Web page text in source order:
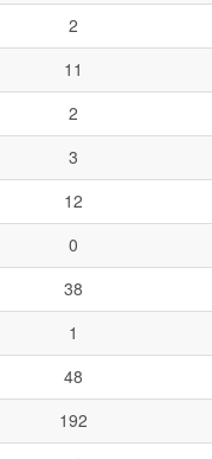
2
11
2
3
12
0
38
1
48
192